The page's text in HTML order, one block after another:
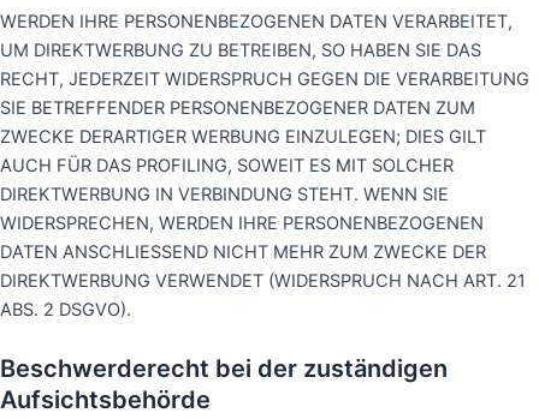
WERDEN IHRE PERSONENBEZOGENEN DATEN VERARBEITET,
UM DIREKTWERBUNG ZU BETREIBEN, SO HABEN SIE DAS
RECHT, JEDERZEIT WIDERSPRUCH GEGEN DIE VERARBEITUNG
SIE BETREFFENDER PERSONENBEZOGENER DATEN ZUM
ZWECKE DERARTIGER WERBUNG EINZULEGEN; DIES GILT
AUCH FÜR DAS PROFILING, SOWEIT ES MIT SOLCHER
DIREKTWERBUNG IN VERBINDUNG STEHT. WENN SIE
WIDERSPRECHEN, WERDEN IHRE PERSONENBEZOGENEN
DATEN ANSCHLIESSEND NICHT MEHR ZUM ZWECKE DER
DIREKTWERBUNG VERWENDET (WIDERSPRUCH NACH ART. 21
ABS. 2 DSGVO).
Beschwerde­recht bei der zuständigen
Aufsichts­behörde